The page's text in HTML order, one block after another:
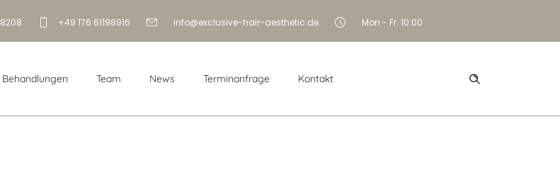
+49 176 61198916 info@exclusive-hair-aesthetic.de Mon - Fr: 10:00
Behandlungen Team News Terminanfrage Kontakt